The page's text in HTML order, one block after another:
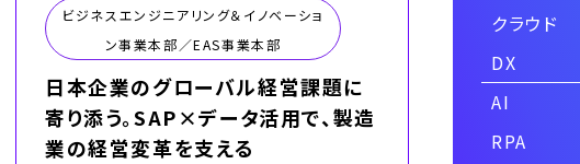
ビジネスエンジニアリング＆イノベーショ
ン事業本部／EAS事業本部
日本企業のグローバル経営課題に
寄り添う。SAP×データ活用で、製造
業の経営変革を支える
クラウド
DX
AI
RPA